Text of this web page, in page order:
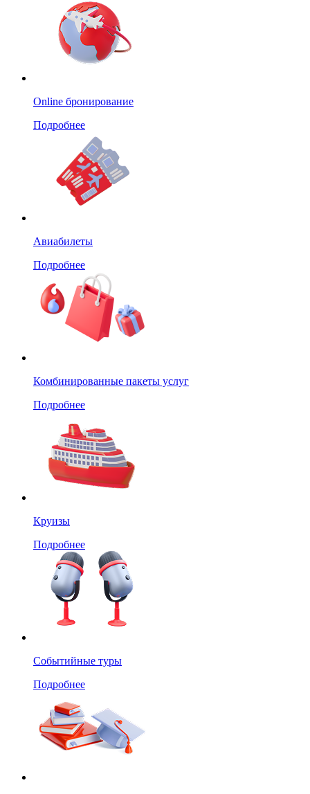
Online бронирование
Подробнее
Авиабилеты
Подробнее
Комбинированные пакеты услуг
Подробнее
Круизы
Подробнее
Событийные туры
Подробнее